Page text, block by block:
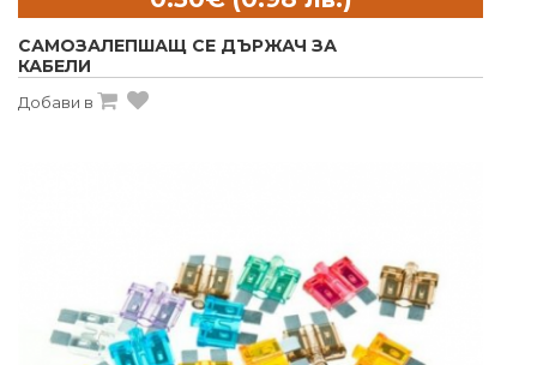
САМОЗАЛЕПШАЩ СЕ ДЪРЖАЧ ЗА
КАБЕЛИ
Добави в